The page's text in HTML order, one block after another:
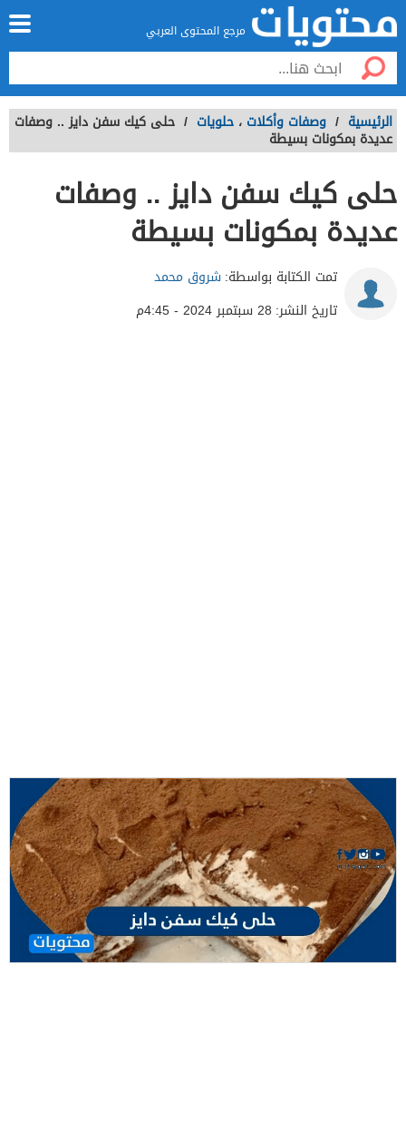
مرجع المحتوى العربي
الرئيسية / وصفات وأكلات ، حلويات / حلى كيك سفن دايز .. وصفات
عديدة بمكونات بسيطة
حلى كيك سفن دايز .. وصفات
عديدة بمكونات بسيطة
تمت الكتابة بواسطة:شروق محمد
تاريخ النشر: 28 سبتمبر 2024 - 4:45م